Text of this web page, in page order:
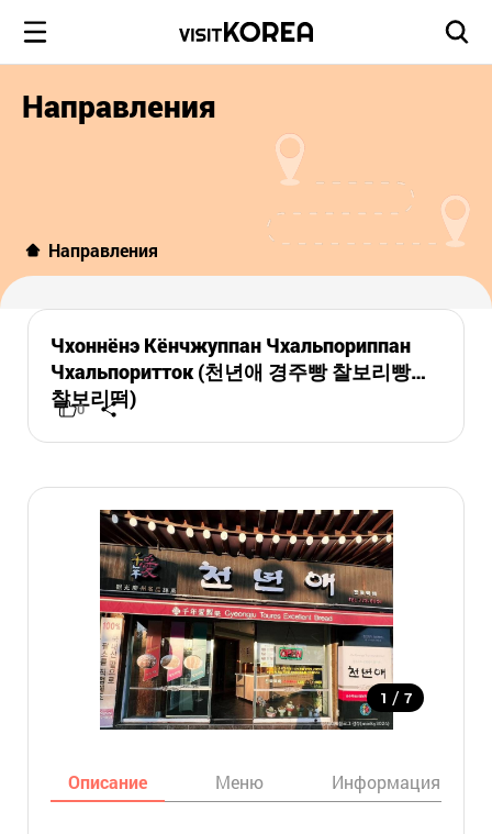
Направления
Направления
Чхоннёнэ Кёнчжуппан Чхальпориппан
Чхальпоритток (천년애 경주빵 찰보리빵
찰보리떡)
0
1 / 7
Описание Меню Информация